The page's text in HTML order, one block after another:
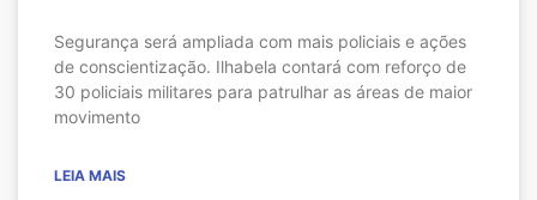
Segurança será ampliada com mais policiais e ações
de conscientização. Ilhabela contará com reforço de
30 policiais militares para patrulhar as áreas de maior
movimento
LEIA MAIS